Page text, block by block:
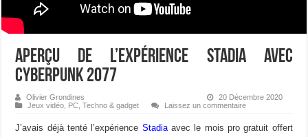
Aperçu de l’expérience Stadia avec
Cyberpunk 2077
Olivier Grondines
20 Décembre 2020
Jeux vidéo PC ,Techno & gadget Laissez un commentaire
J’avais déjà tenté l’expérience Stadiaavec le mois pro gratuit offert